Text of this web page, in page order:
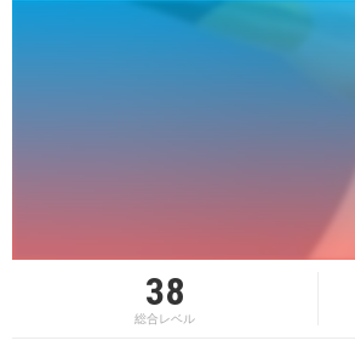
38
総合レベル